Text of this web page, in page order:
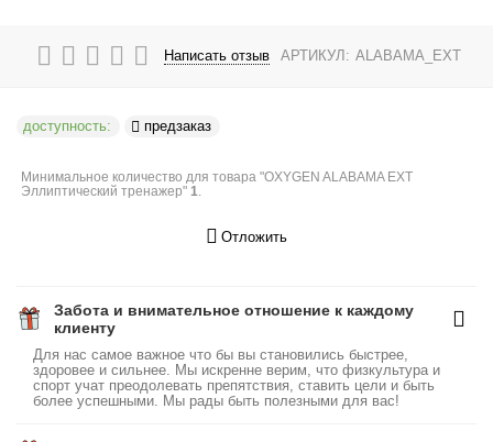
Написать отзыв АРТИКУЛ: ALABAMA_EXT
доступность: предзаказ
Минимальное количество для товара "OXYGEN ALABAMA EXT
Эллиптический тренажер"1.
Отложить
Забота и внимательное отношение к каждому
клиенту
Для нас самое важное что бы вы становились быстрее,
здоровее и сильнее. Мы искренне верим, что физкультура и
спорт учат преодолевать препятствия, ставить цели и быть
более успешными. Мы рады быть полезными для вас!